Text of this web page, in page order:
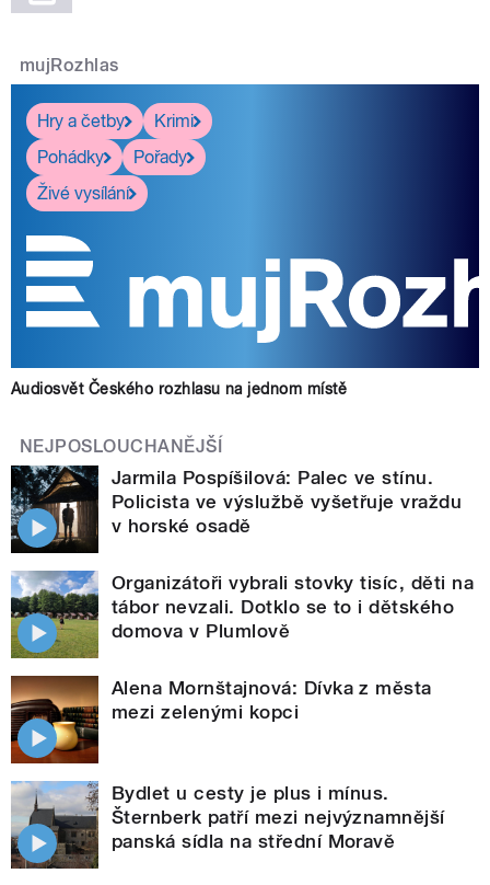
mujRozhlas
Hry a četby
Krimi
Pohádky
Pořady
Živé vysílání
Audiosvět Českého rozhlasu na jednom místě
NEJPOSLOUCHANĚJŠÍ
Jarmila Pospíšilová: Palec ve stínu.
Policista ve výslužbě vyšetřuje vraždu
v horské osadě
Organizátoři vybrali stovky tisíc, děti na
tábor nevzali. Dotklo se to i dětského
domova v Plumlově
Alena Mornštajnová: Dívka z města
mezi zelenými kopci
Bydlet u cesty je plus i mínus.
Šternberk patří mezi nejvýznamnější
panská sídla na střední Moravě